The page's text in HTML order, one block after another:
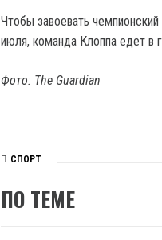
Чтобы завоевать
июля, команда Клоппа едет в
Фото: The Guardian
СПОРТ
ПО ТЕМЕ